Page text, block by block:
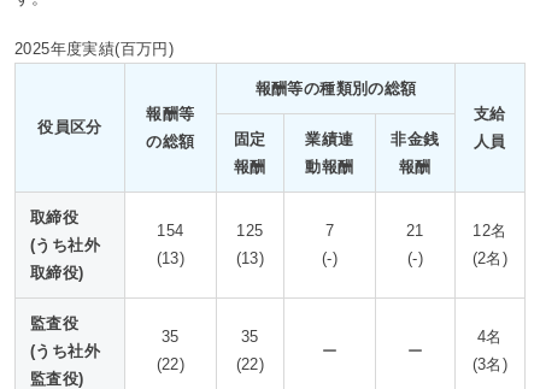
2025年度実績(百万円)
役員区分
報酬等
の総額
報酬等の種類別の総額
支給
人員
固定
報酬
業績連
動報酬
非金銭
報酬
取締役
(うち社外
取締役)
154
(13)
125
(13)
7
(-)
21
(-)
12名
(2名)
監査役
(うち社外
監査役)
35
(22)
35
(22)
ー ー
4名
(3名)
ー